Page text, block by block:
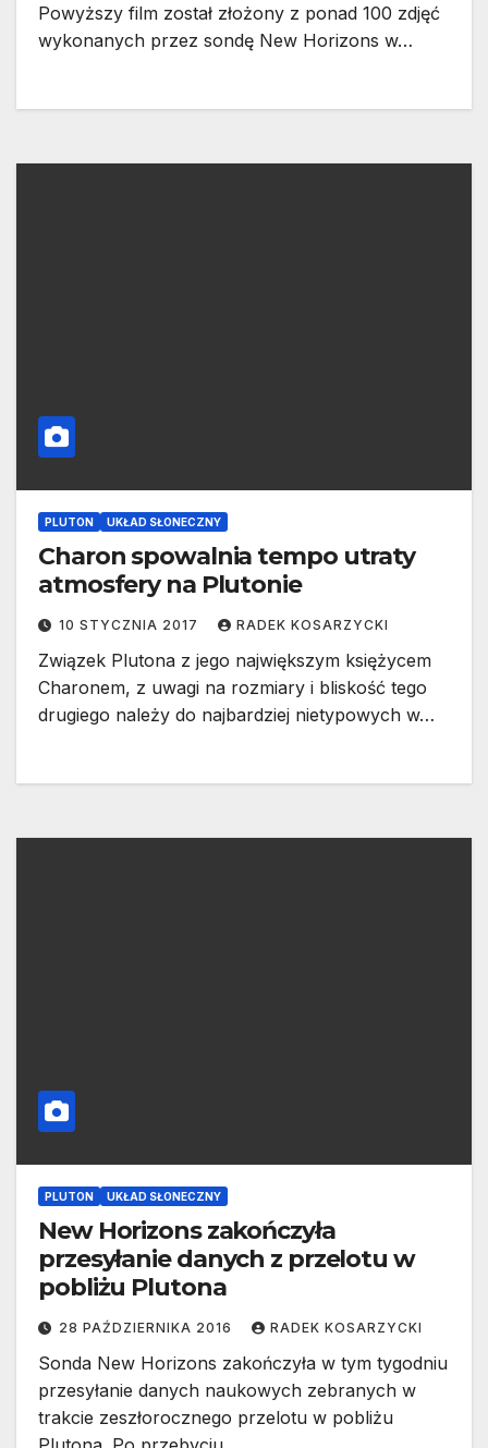
Powyższy film został złożony z ponad 100 zdjęć
wykonanych przez sondę New Horizons w…
PLUTON UKŁAD SŁONECZNY
Charon spowalnia tempo utraty
atmosfery na Plutonie
10 STYCZNIA 2017 RADEK KOSARZYCKI
Związek Plutona z jego największym księżycem
Charonem, z uwagi na rozmiary i bliskość tego
drugiego należy do najbardziej nietypowych w…
PLUTON UKŁAD SŁONECZNY
New Horizons zakończyła
przesyłanie danych z przelotu w
pobliżu Plutona
28 PAŹDZIERNIKA 2016 RADEK KOSARZYCKI
Sonda New Horizons zakończyła w tym tygodniu
przesyłanie danych naukowych zebranych w
trakcie zeszłorocznego przelotu w pobliżu